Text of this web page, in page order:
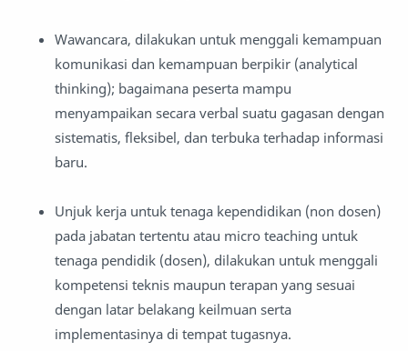
Wawancara, dilakukan untuk menggali kemampuan
komunikasi dan kemampuan berpikir (analytical
thinking); bagaimana peserta mampu
menyampaikan secara verbal suatu gagasan dengan
sistematis, fleksibel, dan terbuka terhadap informasi
baru.
Unjuk kerja untuk tenaga kependidikan (non dosen)
pada jabatan tertentu atau micro teaching untuk
tenaga pendidik (dosen), dilakukan untuk menggali
kompetensi teknis maupun terapan yang sesuai
dengan latar belakang keilmuan serta
implementasinya di tempat tugasnya.